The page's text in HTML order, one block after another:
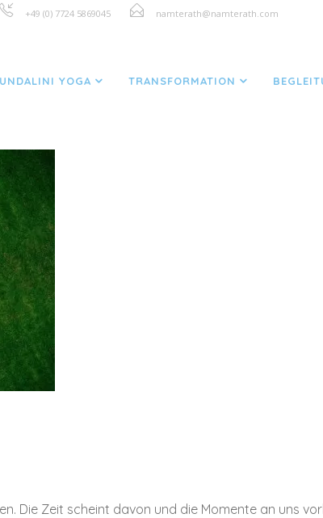
+49 (0) 7724 5869045 namterath@namterath.com
YOGA TRANSFORMATION
Die Zeit scheint davon und die Momente an uns